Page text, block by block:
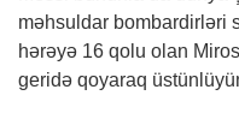
məhsuldar bombardirləri
hərəyə 16 qolu olan
geridə qoyaraq